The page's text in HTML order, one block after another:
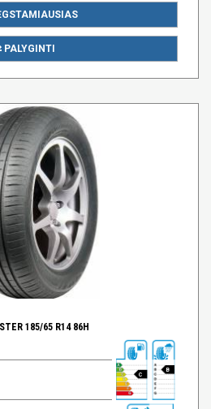
PALYGINTI
185/65 R14 86H
C
B